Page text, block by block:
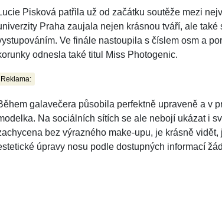
Pisková patřila už od začátku soutěže mezi
Praha zaujala nejen krásnou tváří, ale
Ve finále nastoupila s číslem osm a
odnesla také titul Miss Photogenic.
Reklama:
galavečera působila perfektně upraveně a v
Na sociálních sítích se ale nebojí ukázat i
bez výrazného make-upu, je krásně
úpravy nosu podle dostupných informací